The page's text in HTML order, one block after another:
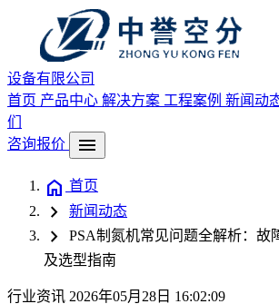
设备有限公司
首页 产品中心 解决方案 工程案例 新闻动
们
咨询报价
menu
home 首页
chevron_right 新闻动态
chevron_right
PSA制氮机常见问题全解析：故
及选型指南
行业资讯 2026年05月28日 16:02:09